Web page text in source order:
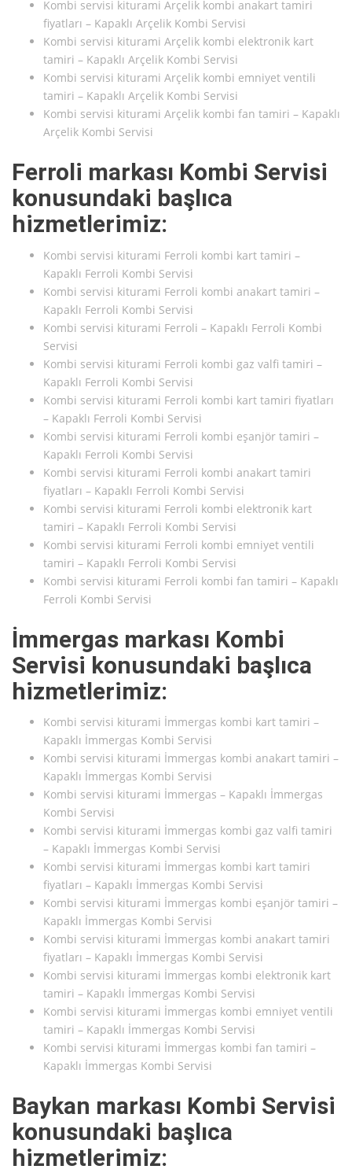
Kombi servisi kiturami Arçelik kombi anakart tamiri
fiyatları – Kapaklı Arçelik Kombi Servisi
Kombi servisi kiturami Arçelik kombi elektronik kart
tamiri – Kapaklı Arçelik Kombi Servisi
Kombi servisi kiturami Arçelik kombi emniyet ventili
tamiri – Kapaklı Arçelik Kombi Servisi
Kombi servisi kiturami Arçelik kombi fan tamiri – Kapaklı
Arçelik Kombi Servisi
Ferroli markası Kombi Servisi
konusundaki başlıca
hizmetlerimiz:
Kombi servisi kiturami Ferroli kombi kart tamiri –
Kapaklı Ferroli Kombi Servisi
Kombi servisi kiturami Ferroli kombi anakart tamiri –
Kapaklı Ferroli Kombi Servisi
Kombi servisi kiturami Ferroli – Kapaklı Ferroli Kombi
Servisi
Kombi servisi kiturami Ferroli kombi gaz valfi tamiri –
Kapaklı Ferroli Kombi Servisi
Kombi servisi kiturami Ferroli kombi kart tamiri fiyatları
– Kapaklı Ferroli Kombi Servisi
Kombi servisi kiturami Ferroli kombi eşanjör tamiri –
Kapaklı Ferroli Kombi Servisi
Kombi servisi kiturami Ferroli kombi anakart tamiri
fiyatları – Kapaklı Ferroli Kombi Servisi
Kombi servisi kiturami Ferroli kombi elektronik kart
tamiri – Kapaklı Ferroli Kombi Servisi
Kombi servisi kiturami Ferroli kombi emniyet ventili
tamiri – Kapaklı Ferroli Kombi Servisi
Kombi servisi kiturami Ferroli kombi fan tamiri – Kapaklı
Ferroli Kombi Servisi
İmmergas markası Kombi
Servisi konusundaki başlıca
hizmetlerimiz:
Kombi servisi kiturami İmmergas kombi kart tamiri –
Kapaklı İmmergas Kombi Servisi
Kombi servisi kiturami İmmergas kombi anakart tamiri –
Kapaklı İmmergas Kombi Servisi
Kombi servisi kiturami İmmergas – Kapaklı İmmergas
Kombi Servisi
Kombi servisi kiturami İmmergas kombi gaz valfi tamiri
– Kapaklı İmmergas Kombi Servisi
Kombi servisi kiturami İmmergas kombi kart tamiri
fiyatları – Kapaklı İmmergas Kombi Servisi
Kombi servisi kiturami İmmergas kombi eşanjör tamiri –
Kapaklı İmmergas Kombi Servisi
Kombi servisi kiturami İmmergas kombi anakart tamiri
fiyatları – Kapaklı İmmergas Kombi Servisi
Kombi servisi kiturami İmmergas kombi elektronik kart
tamiri – Kapaklı İmmergas Kombi Servisi
Kombi servisi kiturami İmmergas kombi emniyet ventili
tamiri – Kapaklı İmmergas Kombi Servisi
Kombi servisi kiturami İmmergas kombi fan tamiri –
Kapaklı İmmergas Kombi Servisi
Baykan markası Kombi Servisi
konusundaki başlıca
hizmetlerimiz: